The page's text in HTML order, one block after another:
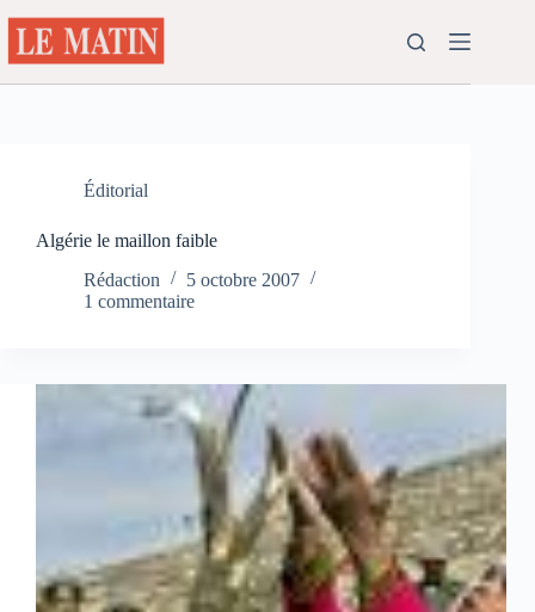
au
contenu
Éditorial
Algérie le maillon faible
Rédaction
5 octobre 2007
1 commentaire